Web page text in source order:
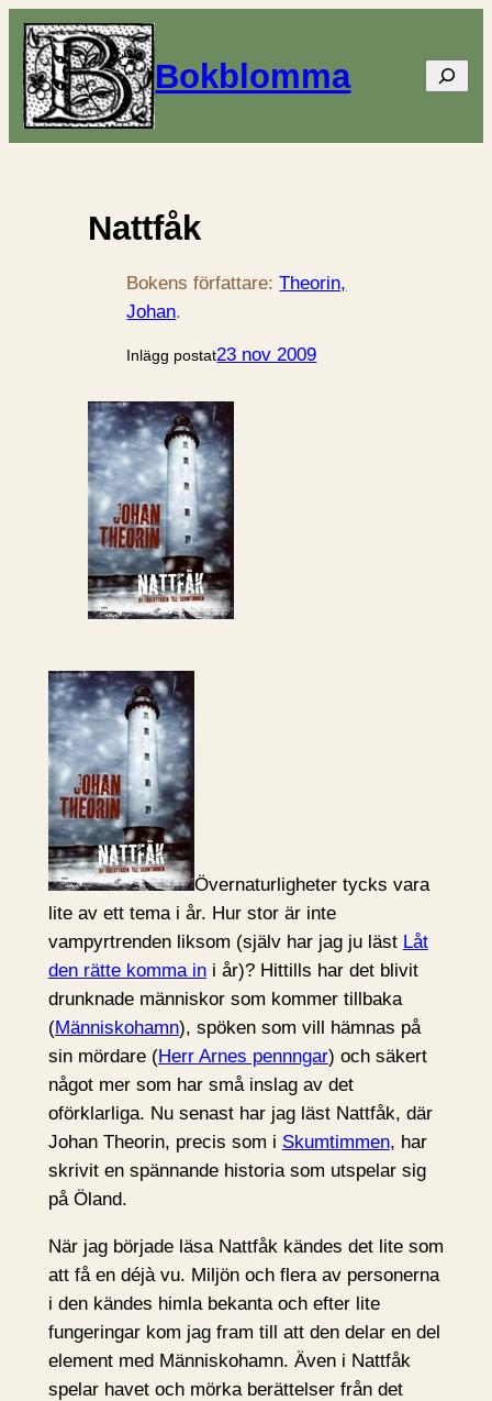
Bokblomma Sök
Nattfåk
Bokens författare:Theorin,
Johan.
Inlägg postat23 nov 2009
Övernaturligheter tycks vara
lite av ett tema i år. Hur stor är inte
vampyrtrenden liksom (själv har jag ju läst Låt
den rätte komma ini år)? Hittills har det blivit
drunknade människor som kommer tillbaka
(Människohamn), spöken som vill hämnas på
sin mördare (Herr Arnes pennngar) och säkert
något mer som har små inslag av det
oförklarliga. Nu senast har jag läst Nattfåk, där
Johan Theorin, precis som i Skumtimmen, har
skrivit en spännande historia som utspelar sig
på Öland.
När jag började läsa Nattfåk kändes det lite som
att få en déjà vu. Miljön och flera av personerna
i den kändes himla bekanta och efter lite
fungeringar kom jag fram till att den delar en del
element med Människohamn. Även i Nattfåk
spelar havet och mörka berättelser från det